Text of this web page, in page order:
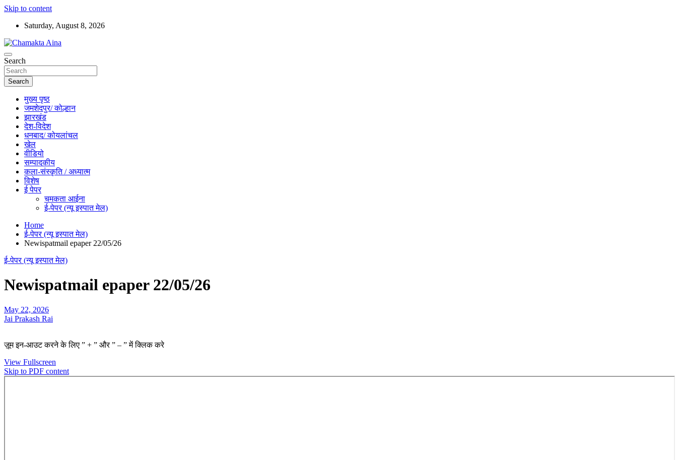
Skip to content
Saturday, August 8, 2026
Chamakta Aina
Hindi News Paper – Jharkhand
Search
Search
मुख्य पृष्ठ
जमशेदपुर/ कोल्हान
झारखंड
देश-विदेश
धनबाद/ कोयलांचल
खेल
वीडियो
सम्पादकीय
कला-संस्कृति / अध्यात्म
विशेष
ई पेपर
चमकता आईना
ई-पेपर (न्यू इस्पात मेल)
Home
ई-पेपर (न्यू इस्पात मेल)
Newispatmail epaper 22/05/26
ई-पेपर (न्यू इस्पात मेल)
Newispatmail epaper 22/05/26
May 22, 2026
Jai Prakash Rai
ज़ूम इन-आउट करने के लिए ” + ” और ” – ” में क्लिक करे
View Fullscreen
Skip to PDF content